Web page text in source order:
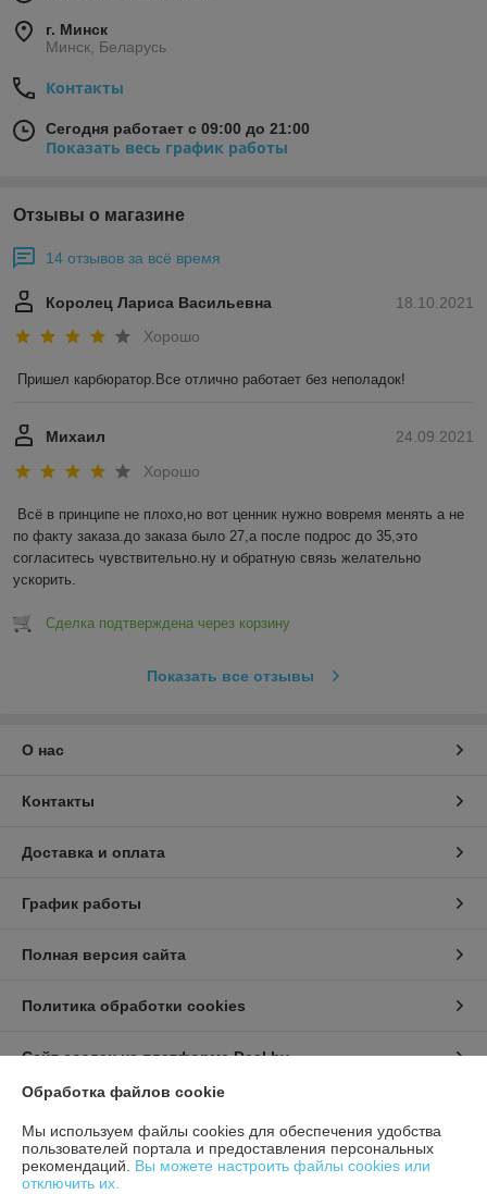
г. Минск
Минск, Беларусь
Контакты
Сегодня работает с 09:00 до 21:00
Показать весь график работы
Отзывы о магазине
14 отзывов за всё время
18.10.2021
Королец Лариса Васильевна
Хорошо
Пришел карбюратор.Все отлично работает без неполадок!
24.09.2021
Михаил
Хорошо
Всё в принципе не плохо,но вот ценник нужно вовремя менять а не
по факту заказа.до заказа было 27,а после подрос до 35,это
согласитесь чувствительно.ну и обратную связь желательно
ускорить.
Сделка подтверждена через корзину
Показать все отзывы
О нас
Контакты
Доставка и оплата
График работы
Полная версия сайта
Политика обработки cookies
Сайт создан на платформе Deal.by
Информация для покупателя
Юридическое лицо: ИП Урбанович Виктор Ричардович
231280, Гродненская область, г. Лида, Ул. Ползунова д.26
Обработка файлов cookie
Мы используем файлы cookies для обеспечения удобства
пользователей портала и предоставления персональных
рекомендаций. Вы можете настроить файлы cookies или
отключить их.